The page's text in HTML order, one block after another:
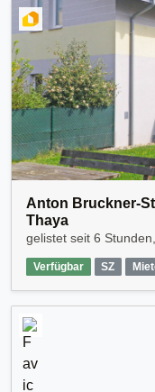
Anton Bruckner-
Thaya
gelistet seit 6
Verfügbar SZ